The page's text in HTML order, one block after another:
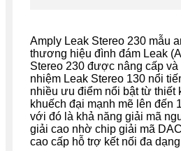
Amply Leak Stereo 230 mẫu
thương hiệu đình đám Leak
Stereo 230 được nâng cấp
nhiệm Leak Stereo 130 nổi
nhiều ưu điểm nổi bật từ thiết
khuếch đại mạnh mẽ lên đến
với đó là khả năng giải mã
giải cao nhờ chip giải mã
cao cấp hỗ trợ kết nối đa